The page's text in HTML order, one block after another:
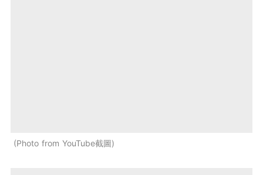
Photo from YouTube截圖